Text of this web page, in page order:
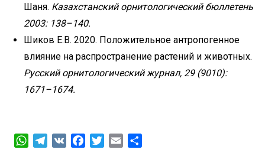
Шаня. Казахстанский орнитологический бюллетень
2003: 138–140.
Шиков Е.В. 2020. Положительное антропогенное
влияние на распространение растений и животных.
Русский орнитологический журнал, 29 (9010):
1671–1674.
WhatsAppTelegram
VK FacebookTwitterEmail